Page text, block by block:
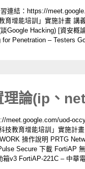
連結：https://
增能培訓」實施計畫 講
Google Hacking) [資安
Penetration – Testers
理論(ip、
meet.google.com/uod-
技教育增能培訓」實施計
操作說明 PRTG
Secure 下載 FortiAP
箱v3 FortiAP-221C – 中